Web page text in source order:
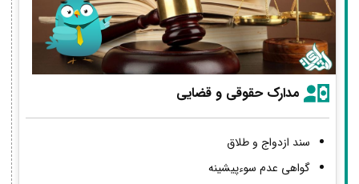
مدارک حقوقی و قضایی
سند ازدواج و طلاق
گواهی عدم سوءپیشینه